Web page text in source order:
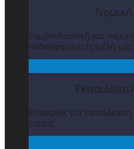
Συμβουλευτική και
ποδοσφαιριστές/μέλη μας
Ευκαιρίες για
τομείς